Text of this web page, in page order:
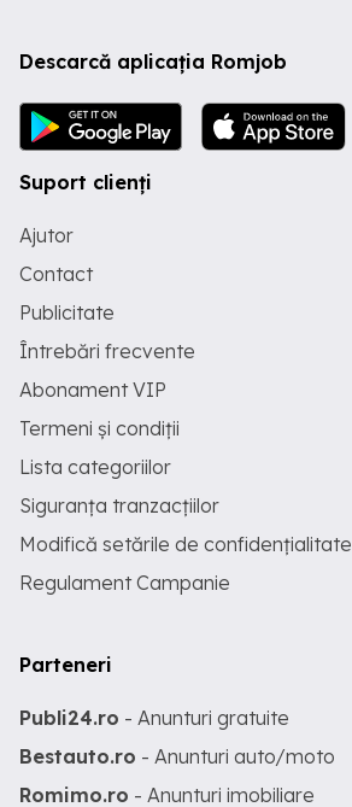
Descarcă aplicația Romjob
Suport clienți
Ajutor
Contact
Publicitate
Întrebări frecvente
Abonament VIP
Termeni și condiții
Lista categoriilor
Siguranța tranzacțiilor
Modifică setările de confidențialitate
Regulament Campanie
Parteneri
Publi24.ro - Anunturi gratuite
Bestauto.ro - Anunturi auto/moto
Romimo.ro - Anunturi imobiliare